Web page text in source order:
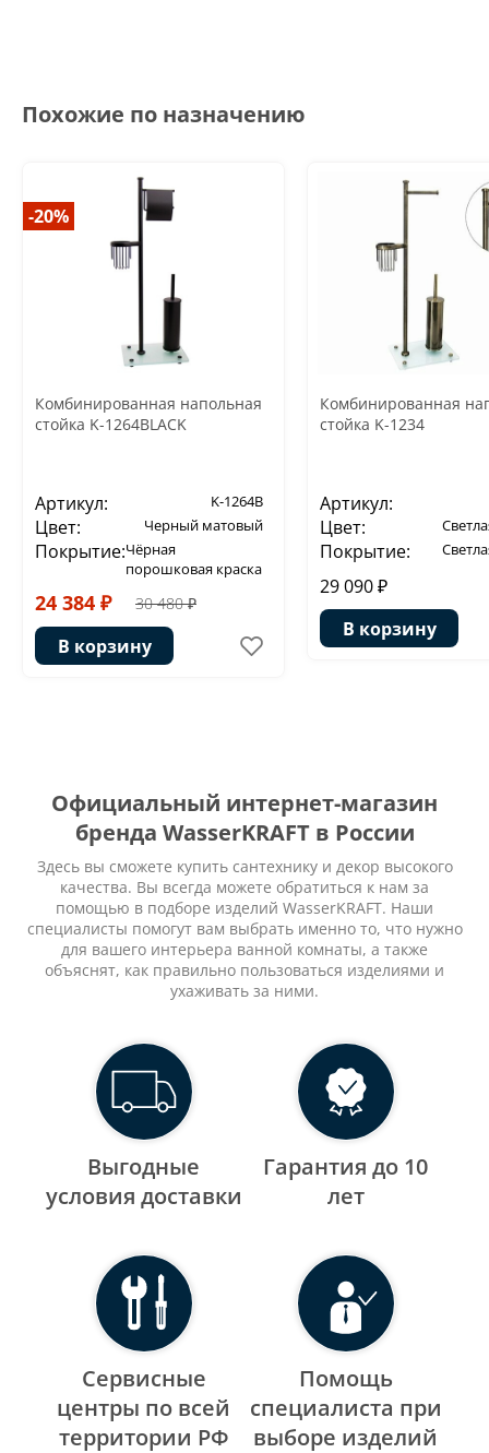
Похожие по назначению
-20%
Комбинированная напольная
стойка K-1264BLACK
Артикул: K-1264B
Цвет: Черный матовый
Покрытие:Чёрная
порошковая краска
24 384 ₽ 30 480 ₽
В корзину
Комбинированная
стойка K-1234
Артикул:
Цвет:
Покрытие:
29 090 ₽
В корзину
Официальный интернет-магазин
бренда WasserKRAFT в России
Здесь вы сможете купить сантехнику и декор высокого
качества. Вы всегда можете обратиться к нам за
помощью в подборе изделий WasserKRAFT. Наши
специалисты помогут вам выбрать именно то, что нужно
для вашего интерьера ванной комнаты, а также
объяснят, как правильно пользоваться изделиями и
ухаживать за ними.
Выгодные
уcловия доставки
Гарантия до 10
лет
Сервисные
центры по всей
территории РФ
Помощь
специалиста при
выборе изделий